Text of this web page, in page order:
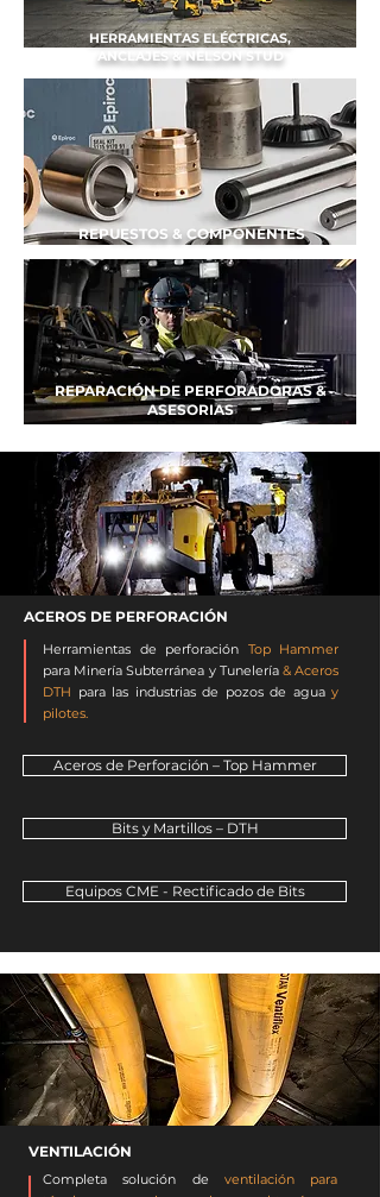
HERRAMIENTAS ELÉCTRICAS,
ANCLAJES & NELSON STUD
REPUESTOS & COMPONENTES
REPARACIÓN DE PERFORADORAS &
ASESORIAS
ACEROS DE PERFORACIÓN
Herramientas de perforación Top Hammer
para Minería Subterránea y Tunelería & Aceros
DTH para las industrias de pozos de agua y
pilotes.
Aceros de Perforación – Top Hammer
Bits y Martillos – DTH
Equipos CME - Rectificado de Bits
VENTILACIÓN
Completa solución de ventilación para